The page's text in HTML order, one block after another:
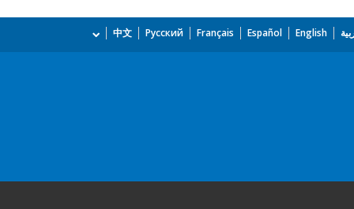
English
Español
Français
Русский
中文